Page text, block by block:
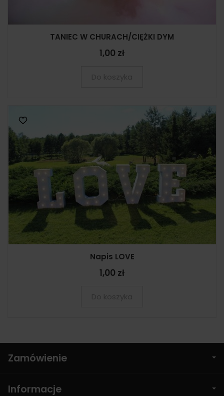
TANIEC W CHURACH/CIĘŻKI DYM
1,00 zł
Napis LOVE
1,00 zł
Zamówienie
Informacje